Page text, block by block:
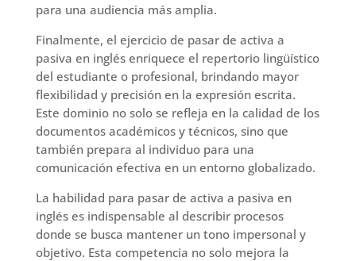
para una audiencia más amplia.
Finalmente, el ejercicio de pasar de activa a
pasiva en inglés enriquece el repertorio lingüístico
del estudiante o profesional, brindando mayor
flexibilidad y precisión en la expresión escrita.
Este dominio no solo se refleja en la calidad de los
documentos académicos y técnicos, sino que
también prepara al individuo para una
comunicación efectiva en un entorno globalizado.
La habilidad para pasar de activa a pasiva en
inglés es indispensable al describir procesos
donde se busca mantener un tono impersonal y
objetivo. Esta competencia no solo mejora la